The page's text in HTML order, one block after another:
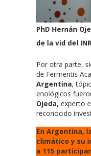
PhD Hernán
de la vid del
Por otra parte,
de Fermentis
Argentina,
enológicos
Ojeda, experto
reconocido
En Argentina,
climático y su
a 115